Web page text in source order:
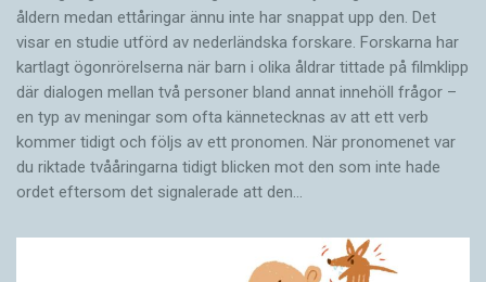
åldern medan ettåringar ännu inte har snappat upp den. Det
visar en studie utförd av nederländska forskare. Forskarna har
kartlagt ögonrörelserna när barn i olika åldrar tittade på filmklipp
där dialogen mellan två personer bland annat innehöll frågor –
en typ av meningar som ofta kännetecknas av att ett verb
kommer tidigt och följs av ett pronomen. När pronomenet var
du riktade tvååringarna tidigt blicken mot den som inte hade
ordet eftersom det ­signalerade att den…